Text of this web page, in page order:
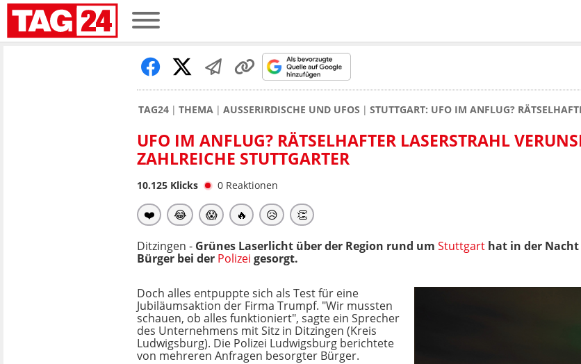
TAG24 THEMA AUSSERIRDISCHE UND UFOS STUTTGART: UFO IM ANFLUG?
UFO IM ANFLUG? RÄTSELHAFTER LASERSTRAHL
ZAHLREICHE STUTTGARTER
10.125 Klicks 0 Reaktionen
❤️ 😂 😱 🔥 😥 👏
Ditzingen - Grünes Laserlicht über der Region rund um Stuttgart hat in der
Bürger bei der Polizei gesorgt.
Doch alles entpuppte sich als Test für eine
Jubiläumsaktion der Firma Trumpf. "Wir mussten
schauen, ob alles funktioniert", sagte ein Sprecher
des Unternehmens mit Sitz in Ditzingen (Kreis
Ludwigsburg). Die Polizei Ludwigsburg berichtete
von mehreren Anfragen besorgter Bürger.